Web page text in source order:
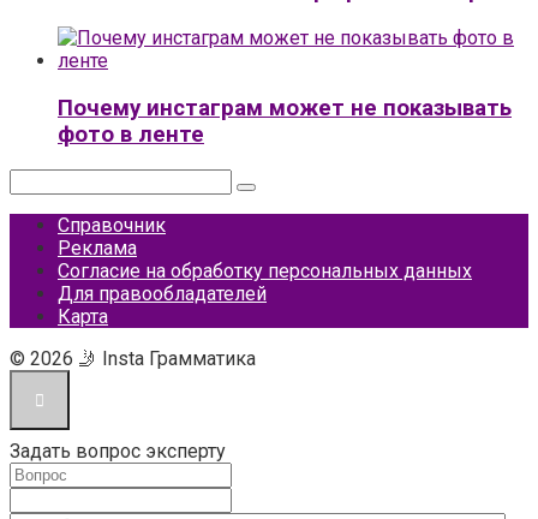
Почему инстаграм может не показывать
фото в ленте
Справочник
Реклама
Согласие на обработку персональных данных
Для правообладателей
Карта
© 2026 🤳 Insta Грамматика
Задать вопрос эксперту